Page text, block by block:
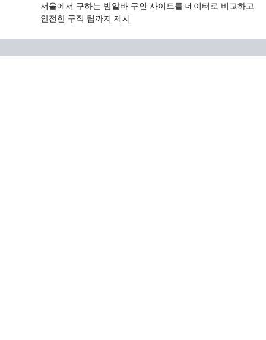
서울에서 구하는 밤알바 구인 사이트를 데이터로 비교하고
안전한 구직 팁까지 제시